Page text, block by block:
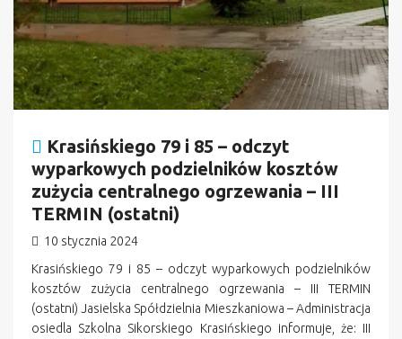
Krasińskiego 79 i 85 – odczyt
wyparkowych podzielników kosztów
zużycia centralnego ogrzewania – III
TERMIN (ostatni)
10 stycznia 2024
Krasińskiego 79 i 85 – odczyt wyparkowych podzielników
kosztów zużycia centralnego ogrzewania – III TERMIN
(ostatni) Jasielska Spółdzielnia Mieszkaniowa – Administracja
osiedla Szkolna Sikorskiego Krasińskiego informuje, że: III